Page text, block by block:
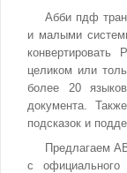
Абби пдф
и малыми
целиком или
более 20
документа.
подсказок и
Предлагаем
с